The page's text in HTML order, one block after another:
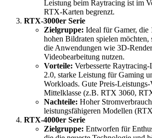
Leistung beim Raytracing ist im
RTX-Karten begrenzt.
RTX-3000er Serie
Zielgruppe: Ideal für Gamer,
hohen Bildraten spielen
die Anwendungen wie 3D-
Videobearbeitung nutzen.
Vorteile: Verbesserte
2.0, starke Leistung für Gaming
Workloads. Gute Preis-
Mittelklasse (z.B. RTX 3060,
Nachteile: Hoher
leistungsfähigeren Modellen
RTX-4000er Serie
Zielgruppe: Entworfen für